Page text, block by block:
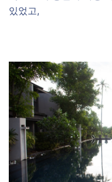
있었고,